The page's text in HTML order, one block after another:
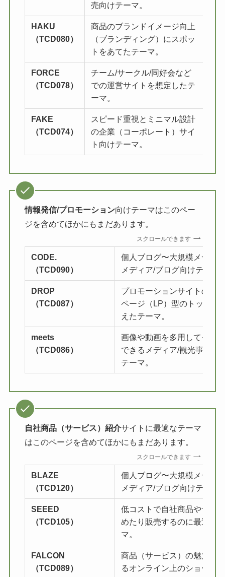
売向けテーマ。
HAKU
（TCD080）
商品のブランドイメージ向上
（ブランディング）にスポッ
トをあてたテーマ。
FORCE
（TCD078）
チーム/サークル/同好会など
での運営サイトを想定したテ
ーマ。
FAKE
（TCD074）
スピード重視とミニマル設計
の企業（コーポレート）サイ
ト向けテーマ。
情報発信/プロモーション向けテーマはこのペー
ジを含めてほかにもまだあります。
スクロールできます
CODE.
（TCD090）
個人ブログ〜大規模メディ
メディア/ブログ向けテーマ
DROP
（TCD087）
プロモーションサイトのよ
ページ（LP）型のトップペ
えたテーマ。
meets
（TCD086）
画像や動画を多用してその
できるメディア/観光事業/ア
テーマ。
自社商品（サービス）紹介サイトに最適なテーマ
はこのページを含めてほかにもまだあります。
スクロールできます
BLAZE
（TCD120）
個人ブログ〜大規模メディ
メディア/ブログ向けテーマ
SEEED
（TCD105）
低コストで自社商品やサー
めたり販売するのに最適な
マ。
FALCON
（TCD089）
商品（サービス）の魅力を
るオンライン上のショール